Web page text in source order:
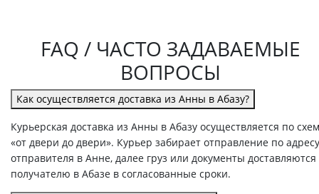
FAQ / ЧАСТО ЗАДАВАЕМЫЕ
ВОПРОСЫ
Как осуществляется доставка из Анны в Абазу?
Курьерская доставка из Анны в Абазу осуществляется по
«от двери до двери». Курьер забирает отправление по адресу
отправителя в Анне, далее груз или документы доставляются
получателю в Абазе в согласованные сроки.